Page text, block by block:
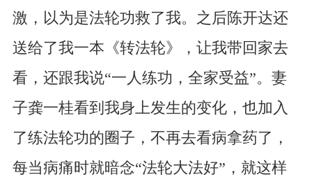
激，以为是法轮功救了我。之后陈开达还
送给了我一本《转法轮》，让我带回家去
看，还跟我说“一人练功，全家受益”。妻
子龚一桂看到我身上发生的变化，也加入
了练法轮功的圈子，不再去看病拿药了，
每当病痛时就暗念“法轮大法好”，就这样